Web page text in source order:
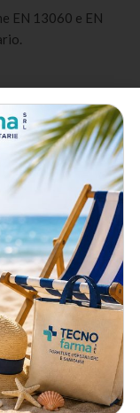
EN 13060 e EN
di sterilizzazione
metallici